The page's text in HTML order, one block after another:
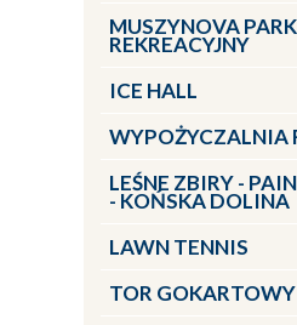
MUSZYNOVA
REKREACYJNY
ICE HALL
WYPOŻYCZALNIA
LEŚNE ZBIRY -
- KOŃSKA DOLINA
LAWN TENNIS
TOR GOKARTOWY